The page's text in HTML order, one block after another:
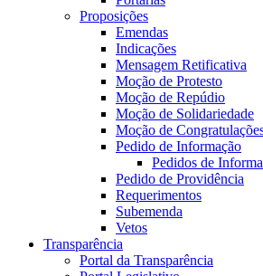
Proposições
Emendas
Indicações
Mensagem Retificativa
Moção de Protesto
Moção de Repúdio
Moção de Solidariedade
Moção de
Pedido de Informação
Pedidos de
Pedido de Providência
Requerimentos
Subemenda
Vetos
Transparência
Portal da Transparência